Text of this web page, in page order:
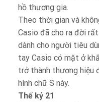
hồ thương gia.
Theo thời gian và
Casio đã cho ra đời
dành cho người tiêu
tay Casio có mặt ở
trở thành thương hiệu
hình chữ S này.
Thế kỷ 21